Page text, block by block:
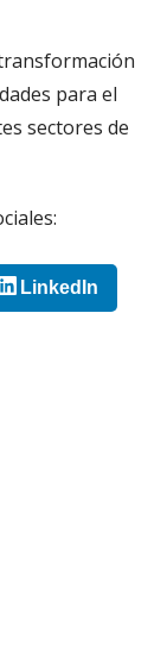
para el
sectores de
LinkedIn